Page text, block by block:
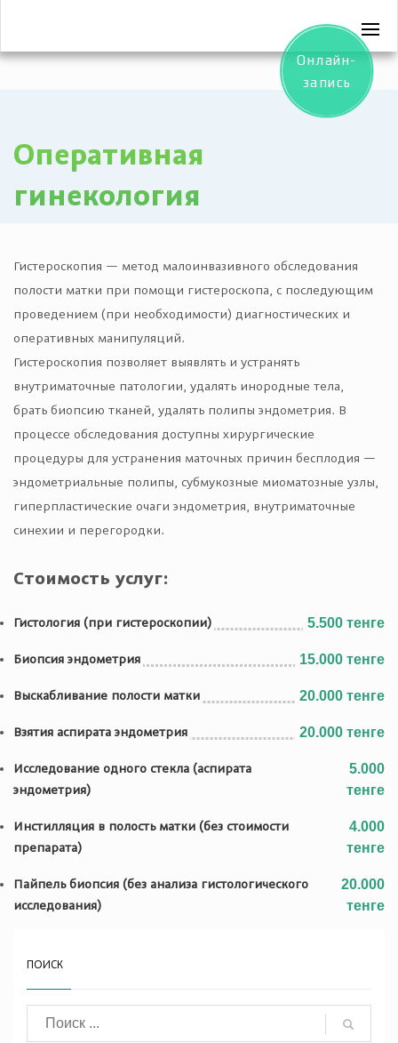
Оперативная
гинекология
Гистероскопия — метод малоинвазивного обследования
полости матки при помощи гистероскопа, с последующим
проведением (при необходимости) диагностических и
оперативных манипуляций.
Гистероскопия позволяет выявлять и устранять
внутриматочные патологии, удалять инородные тела,
брать биопсию тканей, удалять полипы эндометрия. В
процессе обследования доступны хирургические
процедуры для устранения маточных причин бесплодия —
эндометриальные полипы, субмукозные миоматозные узлы,
гиперпластические очаги эндометрия, внутриматочные
синехии и перегородки.
Стоимость услуг:
Гистология (при гистероскопии) 5.500 тенге
Биопсия эндометрия 15.000 тенге
Выскабливание полости матки 20.000 тенге
Взятия аспирата эндометрия 20.000 тенге
Исследование одного стекла (аспирата
эндометрия)
5.000
тенге
Инстилляция в полость матки (без стоимости
препарата)
4.000
тенге
Пайпель биопсия (без анализа гистологического
исследования)
20.000
тенге
ПОИСК
Онлайн-
запись